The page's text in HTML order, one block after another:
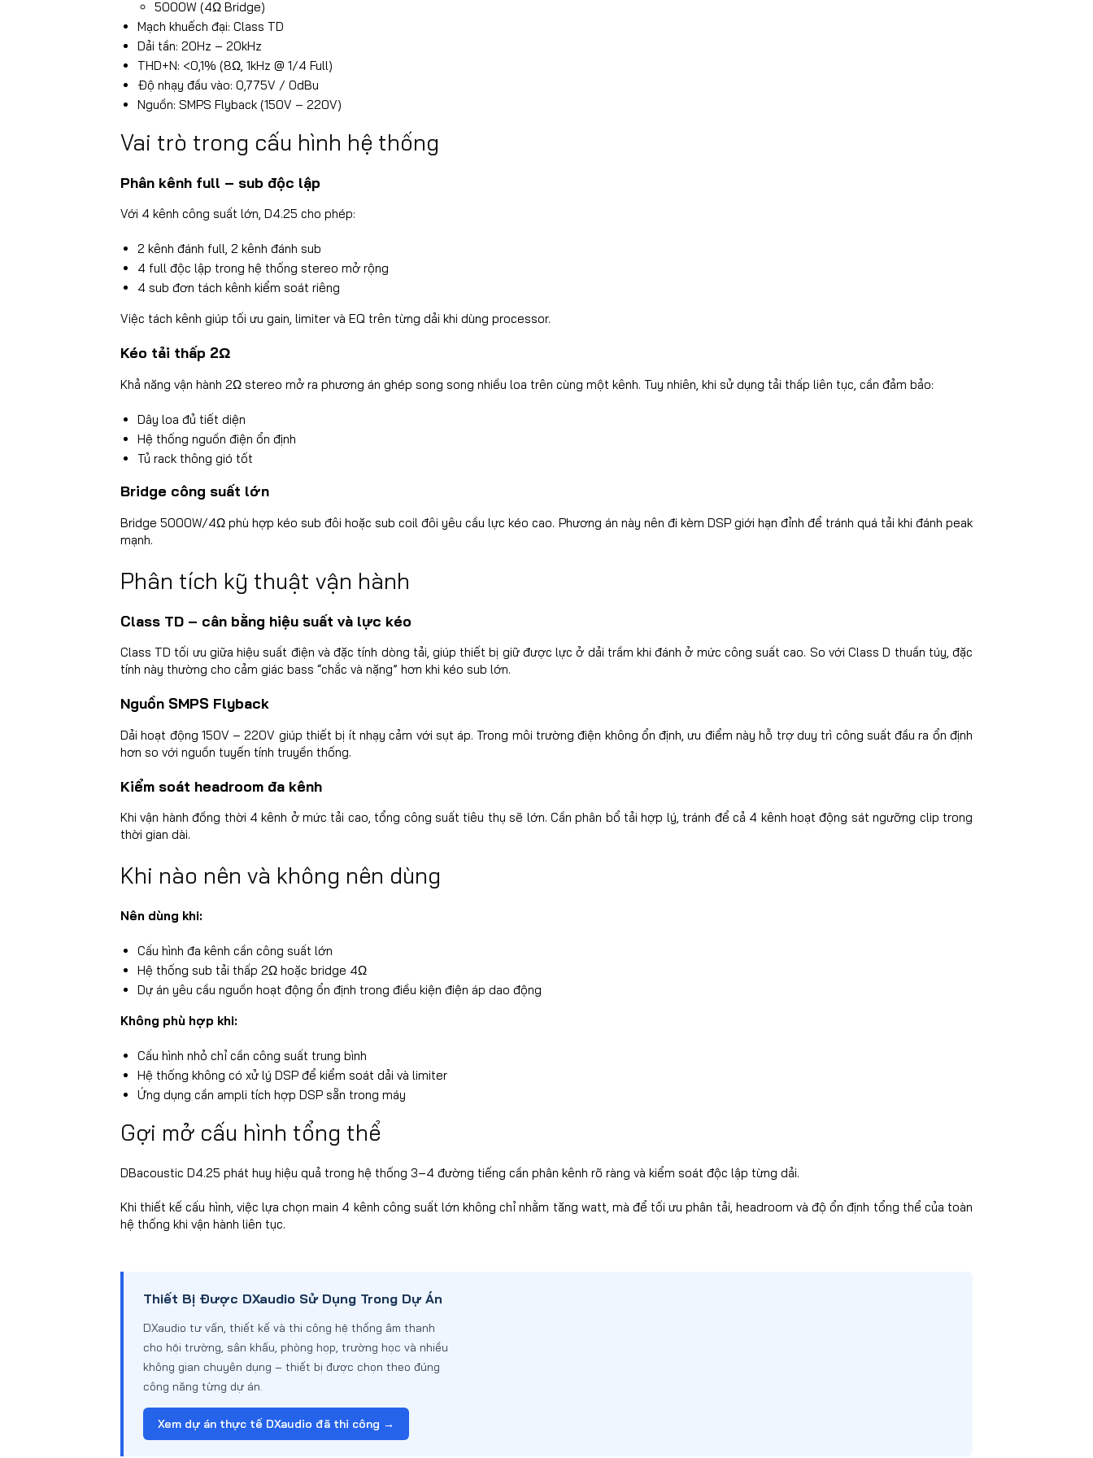
5000W (4Ω Bridge)
Mạch khuếch đại: Class TD
Dải tần: 20Hz – 20kHz
THD+N: <0,1% (8Ω, 1kHz @ 1/4 Full)
Độ nhạy đầu vào: 0,775V / 0dBu
Nguồn: SMPS Flyback (150V – 220V)
Vai trò trong cấu hình hệ thống
Phân kênh full – sub độc lập
Với 4 kênh công suất lớn, D4.25 cho phép:
2 kênh đánh full, 2 kênh đánh sub
4 full độc lập trong hệ thống stereo mở rộng
4 sub đơn tách kênh kiểm soát riêng
Việc tách kênh giúp tối ưu gain, limiter và EQ trên từng dải khi dùng processor.
Kéo tải thấp 2Ω
Khả năng vận hành 2Ω stereo mở ra phương án ghép song song nhiều loa trên cùng một kênh. Tuy nhiên, khi sử dụng tải thấp liên tục, cần đảm bảo:
Dây loa đủ tiết diện
Hệ thống nguồn điện ổn định
Tủ rack thông gió tốt
Bridge công suất lớn
Bridge 5000W/4Ω phù hợp kéo sub đôi hoặc sub coil đôi yêu cầu lực kéo cao. Phương án này nên đi kèm DSP giới hạn đỉnh để tránh quá tải khi đánh peak
mạnh.
Phân tích kỹ thuật vận hành
Class TD – cân bằng hiệu suất và lực kéo
Class TD tối ưu giữa hiệu suất điện và đặc tính dòng tải, giúp thiết bị giữ được lực ở dải trầm khi đánh ở mức công suất cao. So với Class D thuần túy, đặc
tính này thường cho cảm giác bass “chắc và nặng” hơn khi kéo sub lớn.
Nguồn SMPS Flyback
Dải hoạt động 150V – 220V giúp thiết bị ít nhạy cảm với sụt áp. Trong môi trường điện không ổn định, ưu điểm này hỗ trợ duy trì công suất đầu ra ổn định
hơn so với nguồn tuyến tính truyền thống.
Kiểm soát headroom đa kênh
Khi vận hành đồng thời 4 kênh ở mức tải cao, tổng công suất tiêu thụ sẽ lớn. Cần phân bổ tải hợp lý, tránh để cả 4 kênh hoạt động sát ngưỡng clip trong
thời gian dài.
Khi nào nên và không nên dùng
Nên dùng khi:
Cấu hình đa kênh cần công suất lớn
Hệ thống sub tải thấp 2Ω hoặc bridge 4Ω
Dự án yêu cầu nguồn hoạt động ổn định trong điều kiện điện áp dao động
Không phù hợp khi:
Cấu hình nhỏ chỉ cần công suất trung bình
Hệ thống không có xử lý DSP để kiểm soát dải và limiter
Ứng dụng cần ampli tích hợp DSP sẵn trong máy
Gợi mở cấu hình tổng thể
DBacoustic D4.25 phát huy hiệu quả trong hệ thống 3–4 đường tiếng cần phân kênh rõ ràng và kiểm soát độc lập từng dải.
Khi thiết kế cấu hình, việc lựa chọn main 4 kênh công suất lớn không chỉ nhằm tăng watt, mà để tối ưu phân tải, headroom và độ ổn định tổng thể của toàn
hệ thống khi vận hành liên tục.
Thiết Bị Được DXaudio Sử Dụng Trong Dự Án
DXaudio tư vấn, thiết kế và thi công hệ thống âm thanh
cho hội trường, sân khấu, phòng họp, trường học và nhiều
không gian chuyên dụng – thiết bị được chọn theo đúng
công năng từng dự án.
Xem dự án thực tế DXaudio đã thi công →